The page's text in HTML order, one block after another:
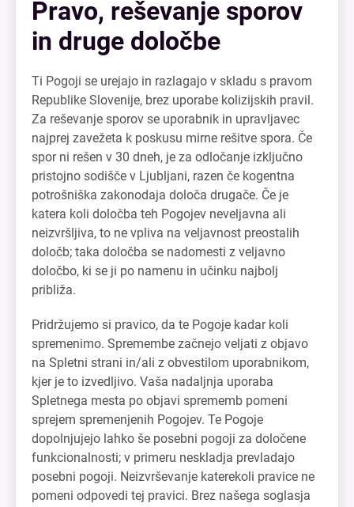
Pravo, reševanje sporov
in druge določbe
Ti Pogoji se urejajo in razlagajo v skladu s pravom
Republike Slovenije, brez uporabe kolizijskih pravil.
Za reševanje sporov se uporabnik in upravljavec
najprej zavežeta k poskusu mirne rešitve spora. Če
spor ni rešen v 30 dneh, je za odločanje izključno
pristojno sodišče v Ljubljani, razen če kogentna
potrošniška zakonodaja določa drugače. Če je
katera koli določba teh Pogojev neveljavna ali
neizvršljiva, to ne vpliva na veljavnost preostalih
določb; taka določba se nadomesti z veljavno
določbo, ki se ji po namenu in učinku najbolj
približa.
Pridržujemo si pravico, da te Pogoje kadar koli
spremenimo. Spremembe začnejo veljati z objavo
na Spletni strani in/ali z obvestilom uporabnikom,
kjer je to izvedljivo. Vaša nadaljnja uporaba
Spletnega mesta po objavi sprememb pomeni
sprejem spremenjenih Pogojev. Te Pogoje
dopolnjujejo lahko še posebni pogoji za določene
funkcionalnosti; v primeru neskladja prevladajo
posebni pogoji. Neizvrševanje katerekoli pravice ne
pomeni odpovedi tej pravici. Brez našega soglasja